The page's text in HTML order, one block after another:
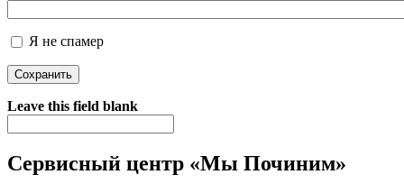
Я не спамер
Я спамер
Leave this field blank
Сервисный центр «Мы Починим»